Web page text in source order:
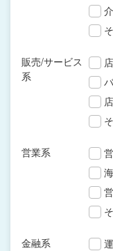
販売/サービス
系
営業系
金融系